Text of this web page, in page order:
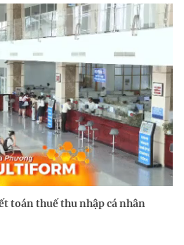
toán thuế thu nhập cá nhân